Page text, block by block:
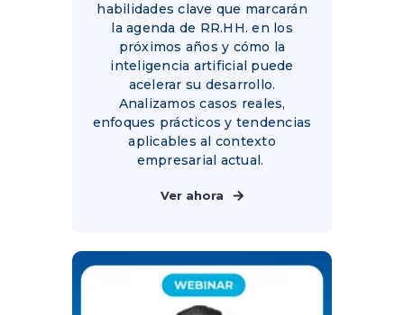
habilidades clave que marcarán
la agenda de RR.HH. en los
próximos años y cómo la
inteligencia artificial puede
acelerar su desarrollo.
Analizamos casos reales,
enfoques prácticos y tendencias
aplicables al contexto
empresarial actual.
Ver ahora